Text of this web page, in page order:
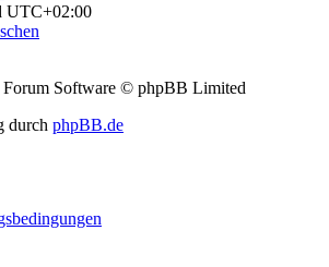
UTC+02:00
Software © phpBB Limited
durch phpBB.de